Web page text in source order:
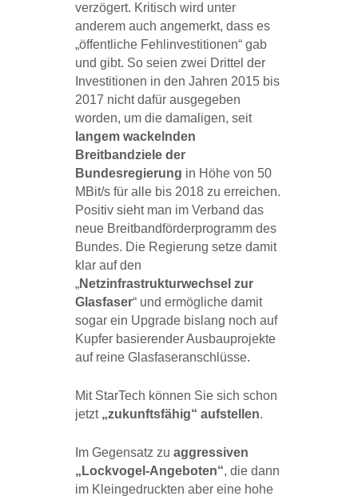
verzögert. Kritisch wird unter
anderem auch angemerkt, dass es
„öffentliche Fehlinvestitionen“ gab
und gibt. So seien zwei Drittel der
Investitionen in den Jahren 2015 bis
2017 nicht dafür ausgegeben
worden, um die damaligen, seit
langem wackelnden
Breitbandziele der
Bundesregierung in Höhe von 50
MBit/s für alle bis 2018 zu erreichen.
Positiv sieht man im Verband das
neue Breitbandförderprogramm des
Bundes. Die Regierung setze damit
klar auf den
„Netzinfrastrukturwechsel zur
Glasfaser“ und ermögliche damit
sogar ein Upgrade bislang noch auf
Kupfer basierender Ausbauprojekte
auf reine Glasfaseranschlüsse.
Mit StarTech können Sie sich schon
jetzt „zukunftsfähig“ aufstellen.
Im Gegensatz zu aggressiven
„Lockvogel-Angeboten“, die dann
im Kleingedruckten aber eine hohe